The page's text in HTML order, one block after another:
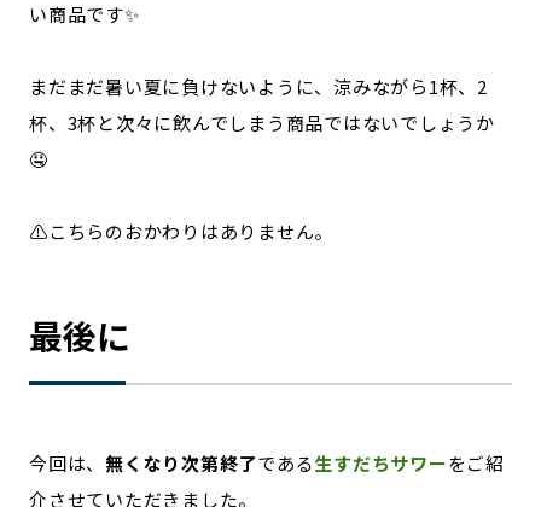
い商品です✨
まだまだ暑い夏に負けないように、涼みながら1杯、2
杯、3杯と次々に飲んでしまう商品ではないでしょうか
🤤
⚠️こちらのおかわりはありません。
最後に
今回は、 無くなり次第終了である生すだちサワーをご紹
介させていただきました。